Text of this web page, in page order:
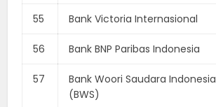
55 Bank Victoria Internasional
56 Bank BNP Paribas Indonesia
57
Bank Woori Saudara Indonesia
(BWS)